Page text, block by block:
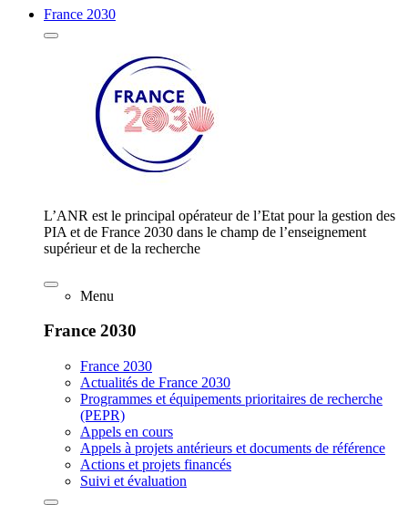
France 2030
L’ANR est le principal opérateur de l’Etat pour la gestion des
PIA et de France 2030 dans le champ de l’enseignement
supérieur et de la recherche
Menu
France 2030
France 2030
Actualités de France 2030
Programmes et équipements prioritaires de recherche
(PEPR)
Appels en cours
Appels à projets antérieurs et documents de référence
Actions et projets financés
Suivi et évaluation